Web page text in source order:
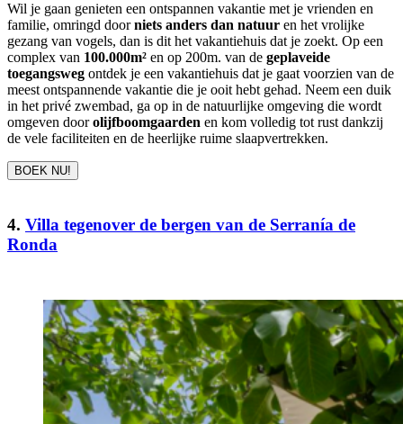
Wil je gaan genieten een ontspannen vakantie met je vrienden en
familie, omringd doorniets anders dan natuur en het vrolijke
gezang van vogels, dan is dit het vakantiehuis dat je zoekt. Op een
complex van 100.000m² en op 200m. van de geplaveide
toegangsweg ontdek je een vakantiehuis dat je gaat voorzien van de
meest ontspannende vakantie die je ooit hebt gehad. Neem een duik
in het privé zwembad, ga op in de natuurlijke omgeving die wordt
omgeven doorolijfboomgaarden en kom volledig tot rust dankzij
de vele faciliteiten en de heerlijke ruime slaapvertrekken.
BOEK NU!
4. Villa tegenover de bergen van de Serranía de
Ronda